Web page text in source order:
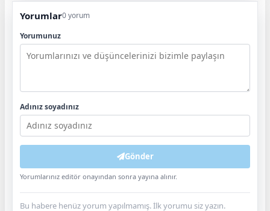
Yorumlar0 yorum
Yorumunuz
Adınız soyadınız
Gönder
Yorumlarınız editör onayından sonra yayına alınır.
Bu habere henüz yorum yapılmamış. İlk yorumu siz yazın.